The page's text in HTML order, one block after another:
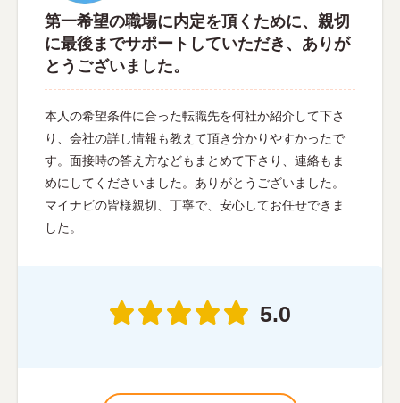
第一希望の職場に内定を頂くために、親切
に最後までサポートしていただき、ありが
とうございました。
本人の希望条件に合った転職先を何社か紹介して下さ
り、会社の詳し情報も教えて頂き分かりやすかったで
す。面接時の答え方などもまとめて下さり、連絡もま
めにしてくださいました。ありがとうございました。
マイナビの皆様親切、丁寧で、安心してお任せできま
した。
5.0